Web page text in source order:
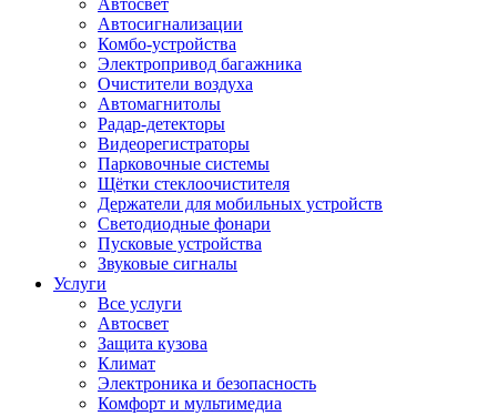
Автосвет
Автосигнализации
Комбо-устройства
Электропривод багажника
Очистители воздуха
Автомагнитолы
Радар-детекторы
Видеорегистраторы
Парковочные системы
Щётки стеклоочистителя
Держатели для мобильных устройств
Светодиодные фонари
Пусковые устройства
Звуковые сигналы
Услуги
Все услуги
Автосвет
Защита кузова
Климат
Электроника и безопасность
Комфорт и мультимедиа